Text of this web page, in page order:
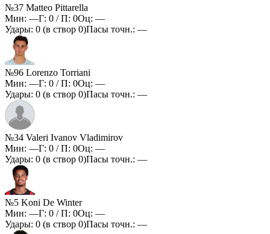
№37 Matteo Pittarella
Мин: —Г: 0 / П: 0Оц: —
Удары: 0 (в створ 0)Пасы точн.: —
№96 Lorenzo Torriani
Мин: —Г: 0 / П: 0Оц: —
Удары: 0 (в створ 0)Пасы точн.: —
№34 Valeri Ivanov Vladimirov
Мин: —Г: 0 / П: 0Оц: —
Удары: 0 (в створ 0)Пасы точн.: —
№5 Koni De Winter
Мин: —Г: 0 / П: 0Оц: —
Удары: 0 (в створ 0)Пасы точн.: —